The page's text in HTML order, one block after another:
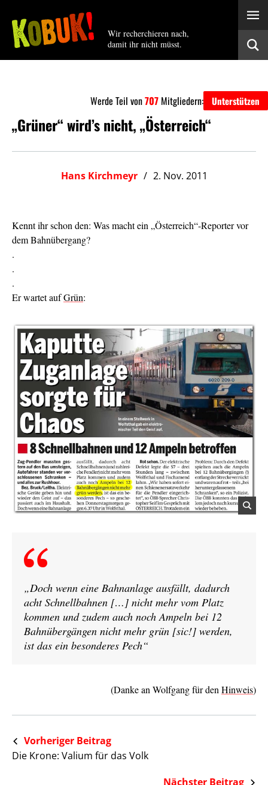
Wir recherchieren nach,
damit ihr nicht müsst.
Werde Teil von707 Mitgliedern: Unterstützen
„Grüner“ wird’s nicht, „Österreich“
Hans Kirchmeyr 2. Nov. 2011
Kennt ihr schon den: Was macht ein „Österreich“-Reporter vor
dem Bahnübergang?
.
.
.
Er wartet aufGrün:
„Doch wenn eine Bahnanlage ausfällt, dadurch
acht Schnellbahnen […] nicht mehr vom Platz
kommen und zudem auch noch Ampeln bei 12
Bahnübergängen nicht mehr grün [sic!] werden,
ist das ein besonderes Pech“
(Danke an Wolfgang für denHinweis)
Vorheriger Beitrag
Die Krone: Valium für das Volk
Nächster Beitrag